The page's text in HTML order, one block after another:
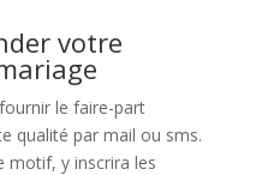
votre
le faire-part
qualité par mail ou sms.
motif, y inscrira les